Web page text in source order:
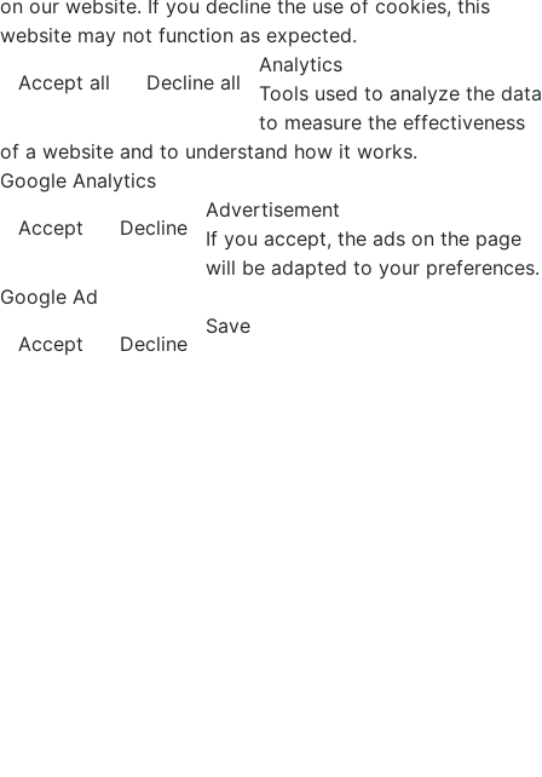
on our website. If you decline the use of cookies, this
website may not function as expected.
Accept all
Decline all
Analytics
Tools used to analyze the data
to measure the effectiveness
of a website and to understand how it works.
Google Analytics
Accept
Decline
Advertisement
If you accept, the ads on the page
will be adapted to your preferences.
Google Ad
Accept
Decline
Save